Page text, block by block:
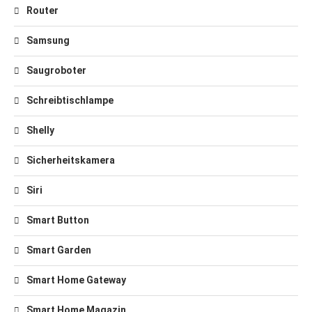
Router
Samsung
Saugroboter
Schreibtischlampe
Shelly
Sicherheitskamera
Siri
Smart Button
Smart Garden
Smart Home Gateway